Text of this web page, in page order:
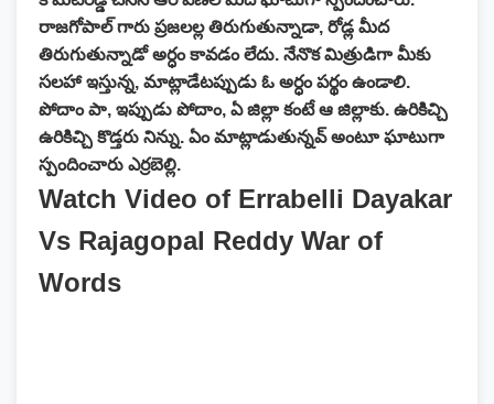
రాజగోపాల్ గారు ప్రజలల్ల తిరుగుతున్నాడా, రోడ్ల మీద
తిరుగుతున్నాడో అర్ధం కావడం లేదు. నేనొక మిత్రుడిగా మీకు
సలహా ఇస్తున్న, మాట్లాడేటప్పుడు ఓ అర్ధం పర్థం ఉండాలి.
పోదాం పా, ఇప్పుడు పోదాం, ఏ జిల్లా కంటే ఆ జిల్లాకు. ఉరికిచ్చి
ఉరికిచ్చి కొడ్తరు నిన్ను. ఏం మాట్లాడుతున్నవ్ అంటూ ఘాటుగా
స్పందించారు ఎర్రబెల్లి.
Watch Video of Errabelli Dayakar
Vs Rajagopal Reddy War of
Words